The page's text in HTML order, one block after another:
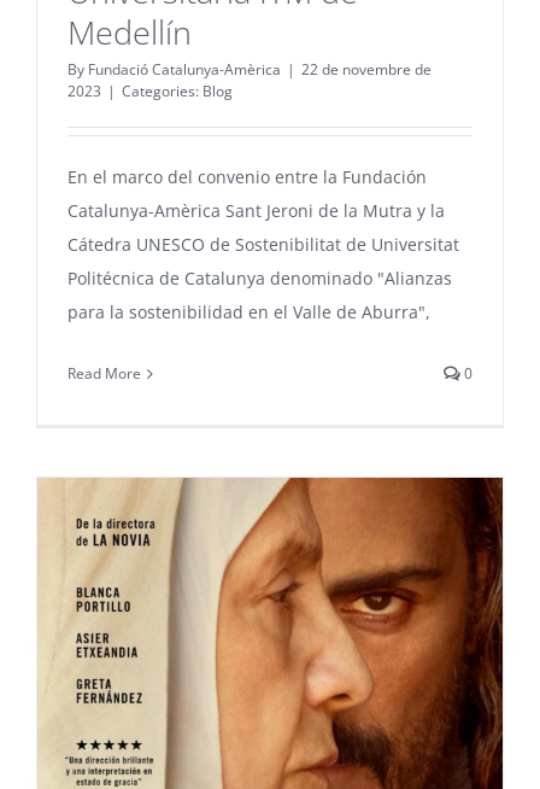
Medellín
By Fundació Catalunya-Amèrica | 22 de novembre de
2023 | Categories: Blog
En el marco del convenio entre la Fundación
Catalunya-Amèrica Sant Jeroni de la Mutra y la
Cátedra UNESCO de Sostenibilitat de Universitat
Politécnica de Catalunya denominado "Alianzas
para la sostenibilidad en el Valle de Aburra",
Read More 0